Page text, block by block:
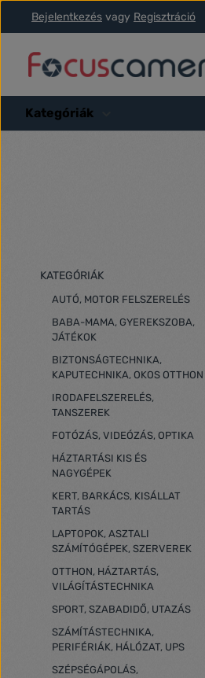
a fő tartalomra
Ugrás a kereséshez
Ugrás a fő navigációhoz
Bejelentkezés vagy Regisztráció
Kategóriák
KATEGÓRIÁK
AUTÓ, MOTOR FELSZERELÉS
BABA-MAMA, GYEREKSZOBA,
JÁTÉKOK
BIZTONSÁGTECHNIKA,
KAPUTECHNIKA, OKOS OTTHON
IRODAFELSZERELÉS,
TANSZEREK
FOTÓZÁS, VIDEÓZÁS, OPTIKA
HÁZTARTÁSI KIS ÉS
NAGYGÉPEK
KERT, BARKÁCS, KISÁLLAT
TARTÁS
LAPTOPOK, ASZTALI
SZÁMÍTÓGÉPEK, SZERVEREK
OTTHON, HÁZTARTÁS,
VILÁGÍTÁSTECHNIKA
SPORT, SZABADIDŐ, UTAZÁS
SZÁMÍTÁSTECHNIKA,
PERIFÉRIÁK, HÁLÓZAT, UPS
SZÉPSÉGÁPOLÁS,